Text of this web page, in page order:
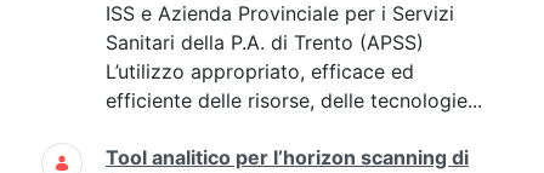
ISS e Azienda Provinciale per i Servizi
Sanitari della P.A. di Trento (APSS)
L’utilizzo appropriato, efficace ed
efficiente delle risorse, delle tecnologie...
Tool analitico per l’horizon scanning di